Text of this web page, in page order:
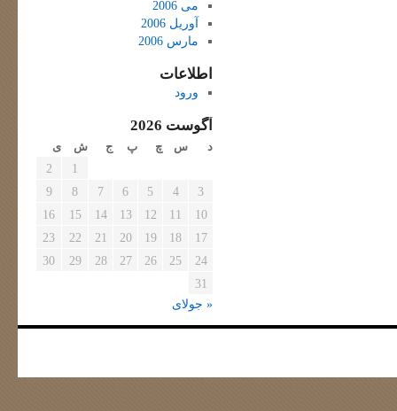
می 2006
آوریل 2006
مارس 2006
اطلاعات
ورود
آگوست 2026
د س چ پ ج ش ی
1
2
3
4
5
6
7
8
9
10
11
12
13
14
15
16
17
18
19
20
21
22
23
24
25
26
27
28
29
30
31
« جولای